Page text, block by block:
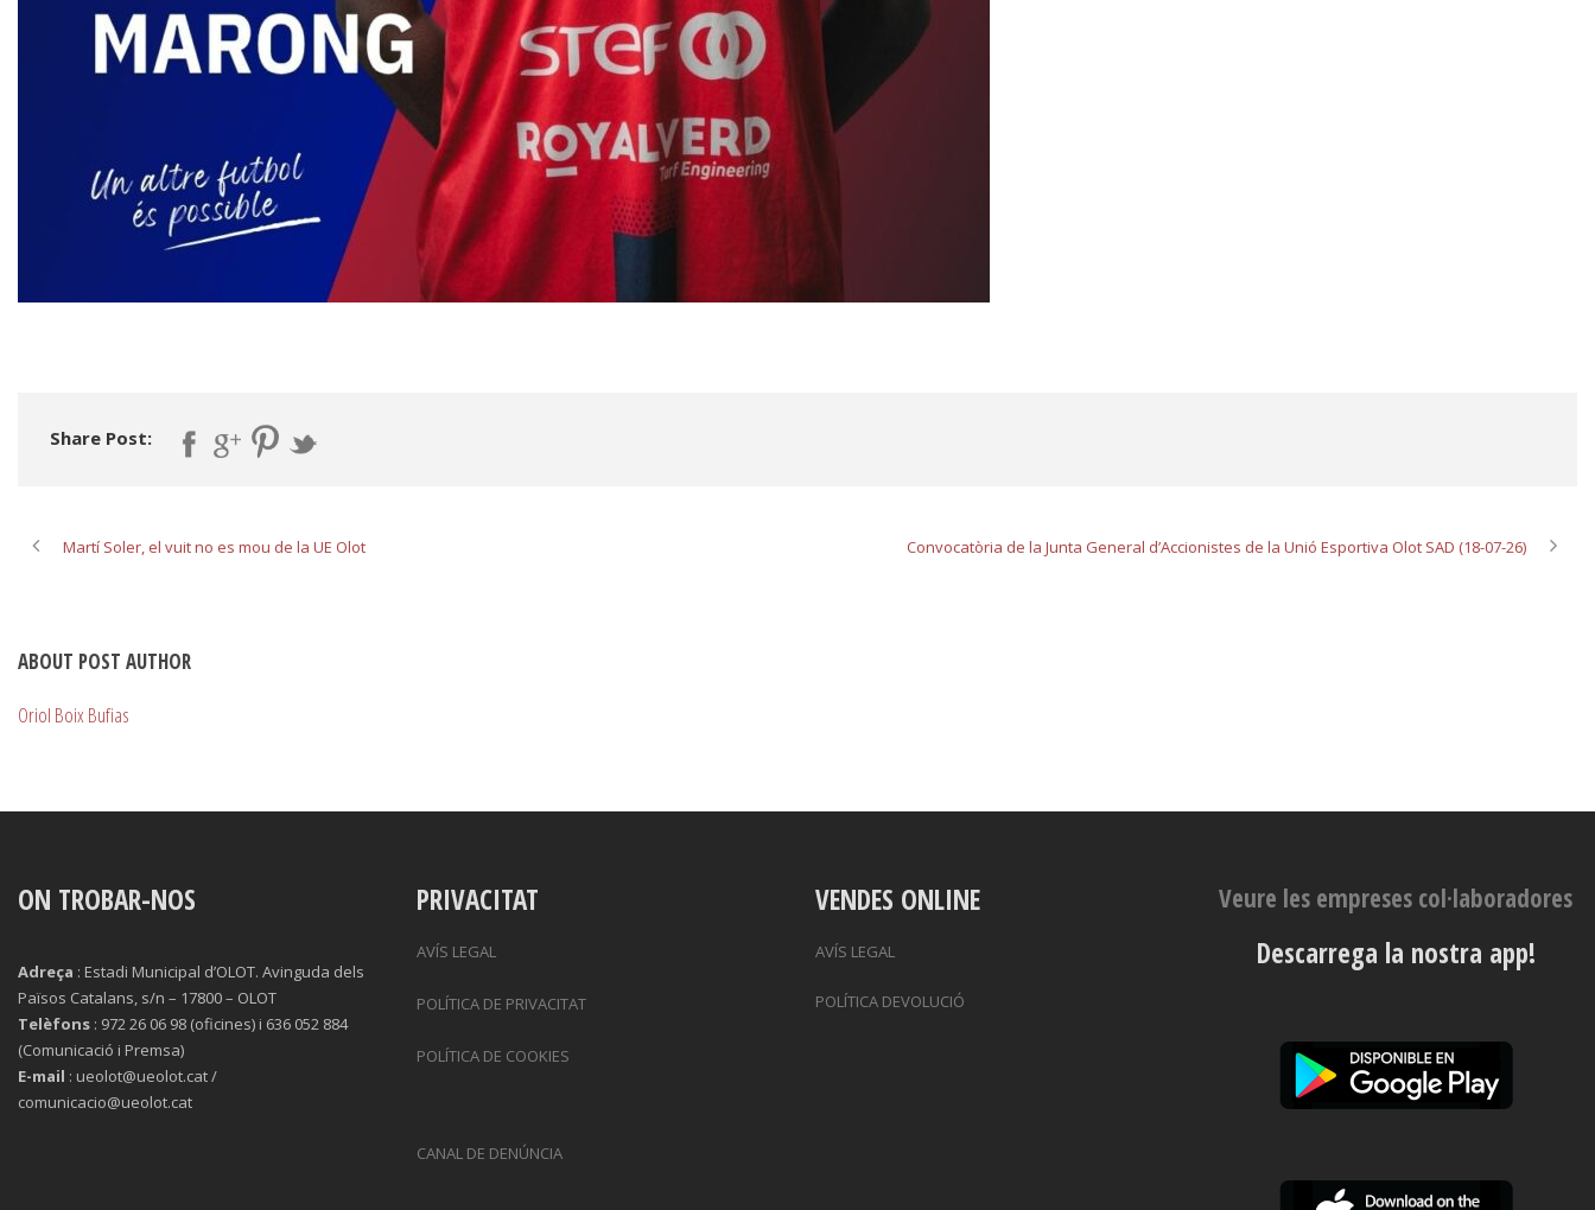
Share Post:
Martí Soler, el vuit no es mou de la UE Olot Convocatòria de la Junta General d’Accionistes de la Unió Esportiva Olot SAD (18-07-26)
ABOUT POST AUTHOR
Oriol Boix Bufias
ON TROBAR-NOS
Adreça : Estadi Municipal d’OLOT. Avinguda dels
Països Catalans, s/n – 17800 – OLOT
Telèfons : 972 26 06 98 (oficines) i 636 052 884
(Comunicació i Premsa)
E-mail : ueolot@ueolot.cat /
comunicacio@ueolot.cat
PRIVACITAT
AVÍS LEGAL
POLÍTICA DE PRIVACITAT
POLÍTICA DE COOKIES
CANAL DE DENÚNCIA
VENDES ONLINE
AVÍS LEGAL
POLÍTICA DEVOLUCIÓ
Veure les empreses col·laboradores
Descarrega la nostra app!